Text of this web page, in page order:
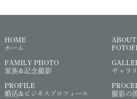
HOME
ホーム
ABOUT
FAMILY PHOTO
家族&記念撮影
ギャラ
PROFILE
婚活&ビジネスプロフィール
撮影の